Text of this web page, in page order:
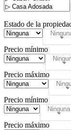
Estado de la
Precio mínimo
Precio máximo
Precio mínimo
Ninguna
Precio máximo